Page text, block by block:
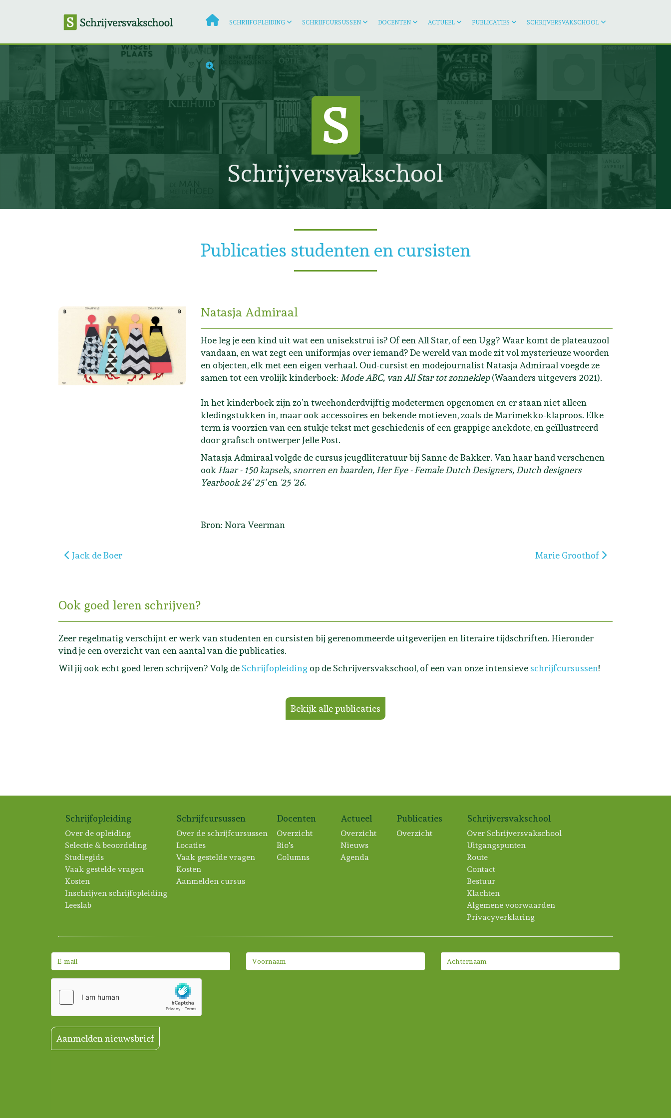
SCHRIJFOPLEIDING SCHRIJFCURSUSSEN DOCENTEN ACTUEEL PUBLICATIES SCHRIJVERSVAKSCHOOL
Schrijversvakschool
Publicaties studenten en cursisten
Natasja Admiraal
Hoe leg je een kind uit wat een unisekstrui is? Of een All Star, of een Ugg? Waar komt de plateauzool
vandaan, en wat zegt een uniformjas over iemand? De wereld van mode zit vol mysterieuze woorden
en objecten, elk met een eigen verhaal. Oud-cursist en modejournalist Natasja Admiraal voegde ze
samen tot een vrolijk kinderboek: Mode ABC, van All Star tot zonneklep(Waanders uitgevers 2021).
In het kinderboek zijn zo’n tweehonderdvijftig modetermen opgenomen en er staan niet alleen
kledingstukken in, maar ook accessoires en bekende motieven, zoals de Marimekko-klaproos. Elke
term is voorzien van een stukje tekst met geschiedenis of een grappige anekdote, en geïllustreerd
door grafisch ontwerper Jelle Post.
Natasja Admiraal volgde de cursus jeugdliteratuur bij Sanne de Bakker. Van haar hand verschenen
ook Haar - 150 kapsels, snorren en baarden, Her Eye - Female Dutch Designers, Dutch designers
Yearbook 24' 25'en '25 '26.
Bron: Nora Veerman
Vorig artikel: Jack de Boer
Jack de Boer Volgende artikel: Marie Groothof
Marie Groothof
Ook goed leren schrijven?
Zeer regelmatig verschijnt er werk van studenten en cursisten bij gerenommeerde uitgeverijen en literaire tijdschriften. Hieronder
vind je een overzicht van een aantal van die publicaties.
Wil jij ook echt goed leren schrijven? Volg de Schrijfopleiding op de Schrijversvakschool, of een van onze intensieve schrijfcursussen!
Bekijk alle publicaties
Schrijfopleiding
Over de opleiding
Selectie & beoordeling
Studiegids
Vaak gestelde vragen
Kosten
Inschrijven schrijfopleiding
Leeslab
Schrijfcursussen
Over de schrijfcursussen
Locaties
Vaak gestelde vragen
Kosten
Aanmelden cursus
Docenten
Overzicht
Bio's
Columns
Actueel
Overzicht
Nieuws
Agenda
Publicaties
Overzicht
Schrijversvakschool
Over Schrijversvakschool
Uitgangspunten
Route
Contact
Bestuur
Klachten
Algemene voorwaarden
Privacyverklaring
Aanmelden nieuwsbrief